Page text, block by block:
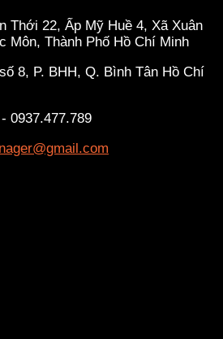
Thới 22, Ấp Mỹ Huề 4, Xã Xuân
Môn, Thành Phố Hồ Chí Minh
8, P. BHH, Q. Bình Tân Hồ Chí
0937.477.789